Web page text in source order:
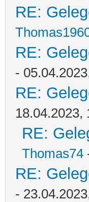
RE:
RE:
-
RE:
18.04.2023,
RE:
Thomas74
RE:
-